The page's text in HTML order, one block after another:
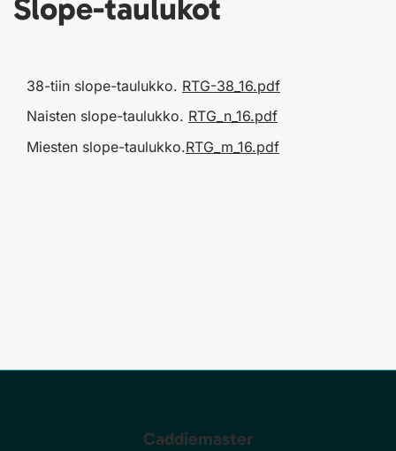
Slope-taulukot
38-tiin slope-taulukko. RTG-38_16.pdf
Naisten slope-taulukko. RTG_n_16.pdf
Miesten slope-taulukko.RTG_m_16.pdf
Caddiemaster